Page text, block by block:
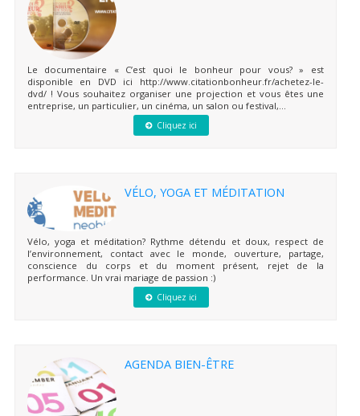
Le documentaire « C’est quoi le bonheur pour vous? » est
disponible en DVD ici http://www.citationbonheur.fr/achetez-le-
dvd/ ! Vous souhaitez organiser une projection et vous êtes une
entreprise, un particulier, un cinéma, un salon ou festival,...
Cliquez ici
VÉLO, YOGA ET MÉDITATION
Vélo, yoga et méditation? Rythme détendu et doux, respect de
l’environnement, contact avec le monde, ouverture, partage,
conscience du corps et du moment présent, rejet de la
performance. Un vrai mariage de passion :)
Cliquez ici
AGENDA BIEN-ÊTRE